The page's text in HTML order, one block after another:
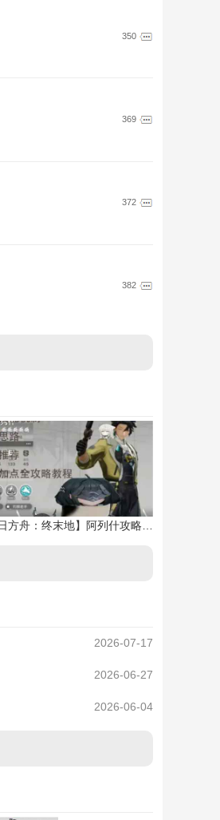
350
369
372
382
【明日方舟：终末地】阿列什攻略大全
2026-07-17
2026-06-27
2026-06-04